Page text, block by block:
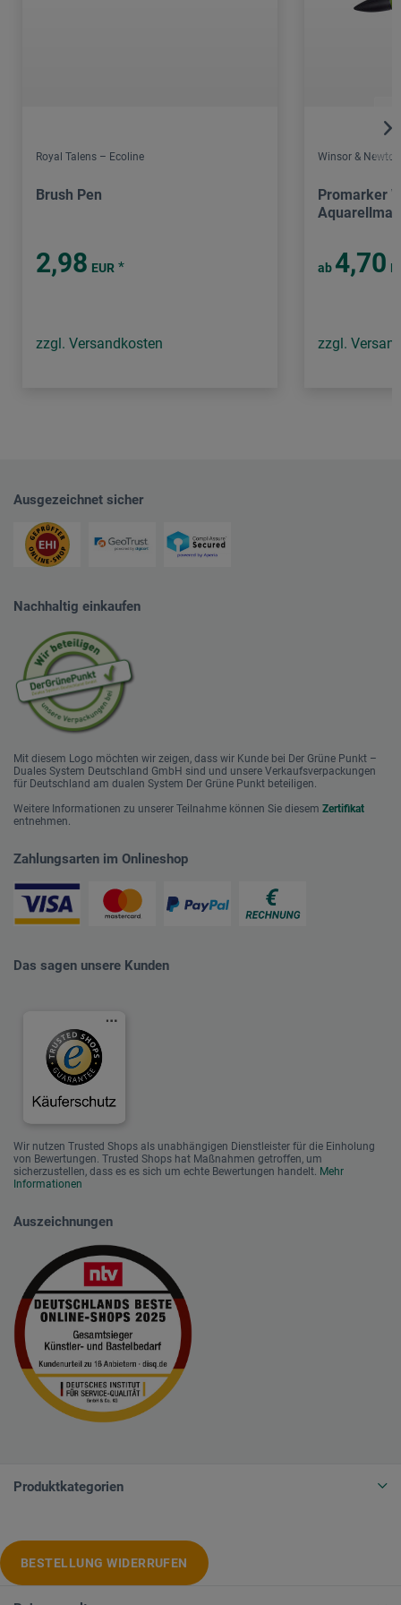
Royal Talens – Ecoline
Brush Pen
2,98 EUR *
zzgl. Versandkosten
Winsor & Newton
Promarker
ab 4,70
zzgl.
Ausgezeichnet sicher
Nachhaltig einkaufen
Mit diesem Logo möchten wir zeigen, dass wir Kunde bei Der Grüne Punkt –
Duales System Deutschland GmbH sind und unsere Verkaufsverpackungen
für Deutschland am dualen System Der Grüne Punkt beteiligen.
Weitere Informationen zu unserer Teilnahme können Sie diesem Zertifikat
entnehmen.
Zahlungsarten im Onlineshop
Das sagen unsere Kunden
Wir nutzen Trusted Shops als unabhängigen Dienstleister für die Einholung
von Bewertungen. Trusted Shops hat Maßnahmen getroffen, um
sicherzustellen, dass es es sich um echte Bewertungen handelt. Mehr
Informationen
Auszeichnungen
Produktkategorien
BESTELLUNG WIDERRUFEN